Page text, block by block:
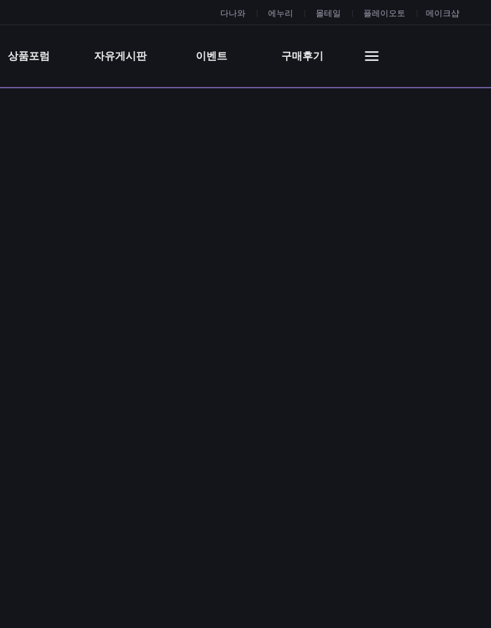
다나와 에누리 몰테일 플레이오토 메이크샵
상품포럼 자유게시판 이벤트 구매후기